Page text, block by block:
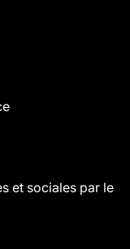
et sociales par le